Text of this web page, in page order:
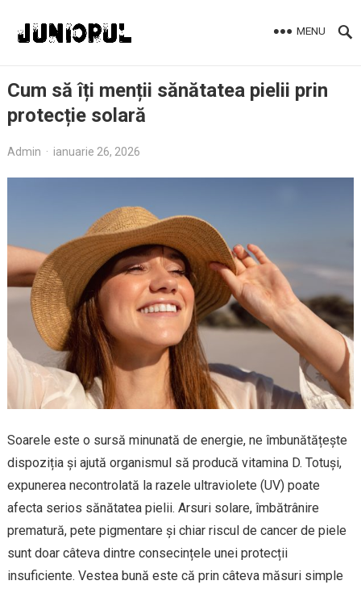
MENU
Cum să îți menții sănătatea pielii prin
protecție solară
Admin · ianuarie 26, 2026
Soarele este o sursă minunată de energie, ne îmbunătățește
dispoziția și ajută organismul să producă vitamina D. Totuși,
expunerea necontrolată la razele ultraviolete (UV) poate
afecta serios sănătatea pielii. Arsuri solare, îmbătrânire
prematură, pete pigmentare și chiar riscul de cancer de piele
sunt doar câteva dintre consecințele unei protecții
insuficiente. Vestea bună este că prin câteva măsuri simple